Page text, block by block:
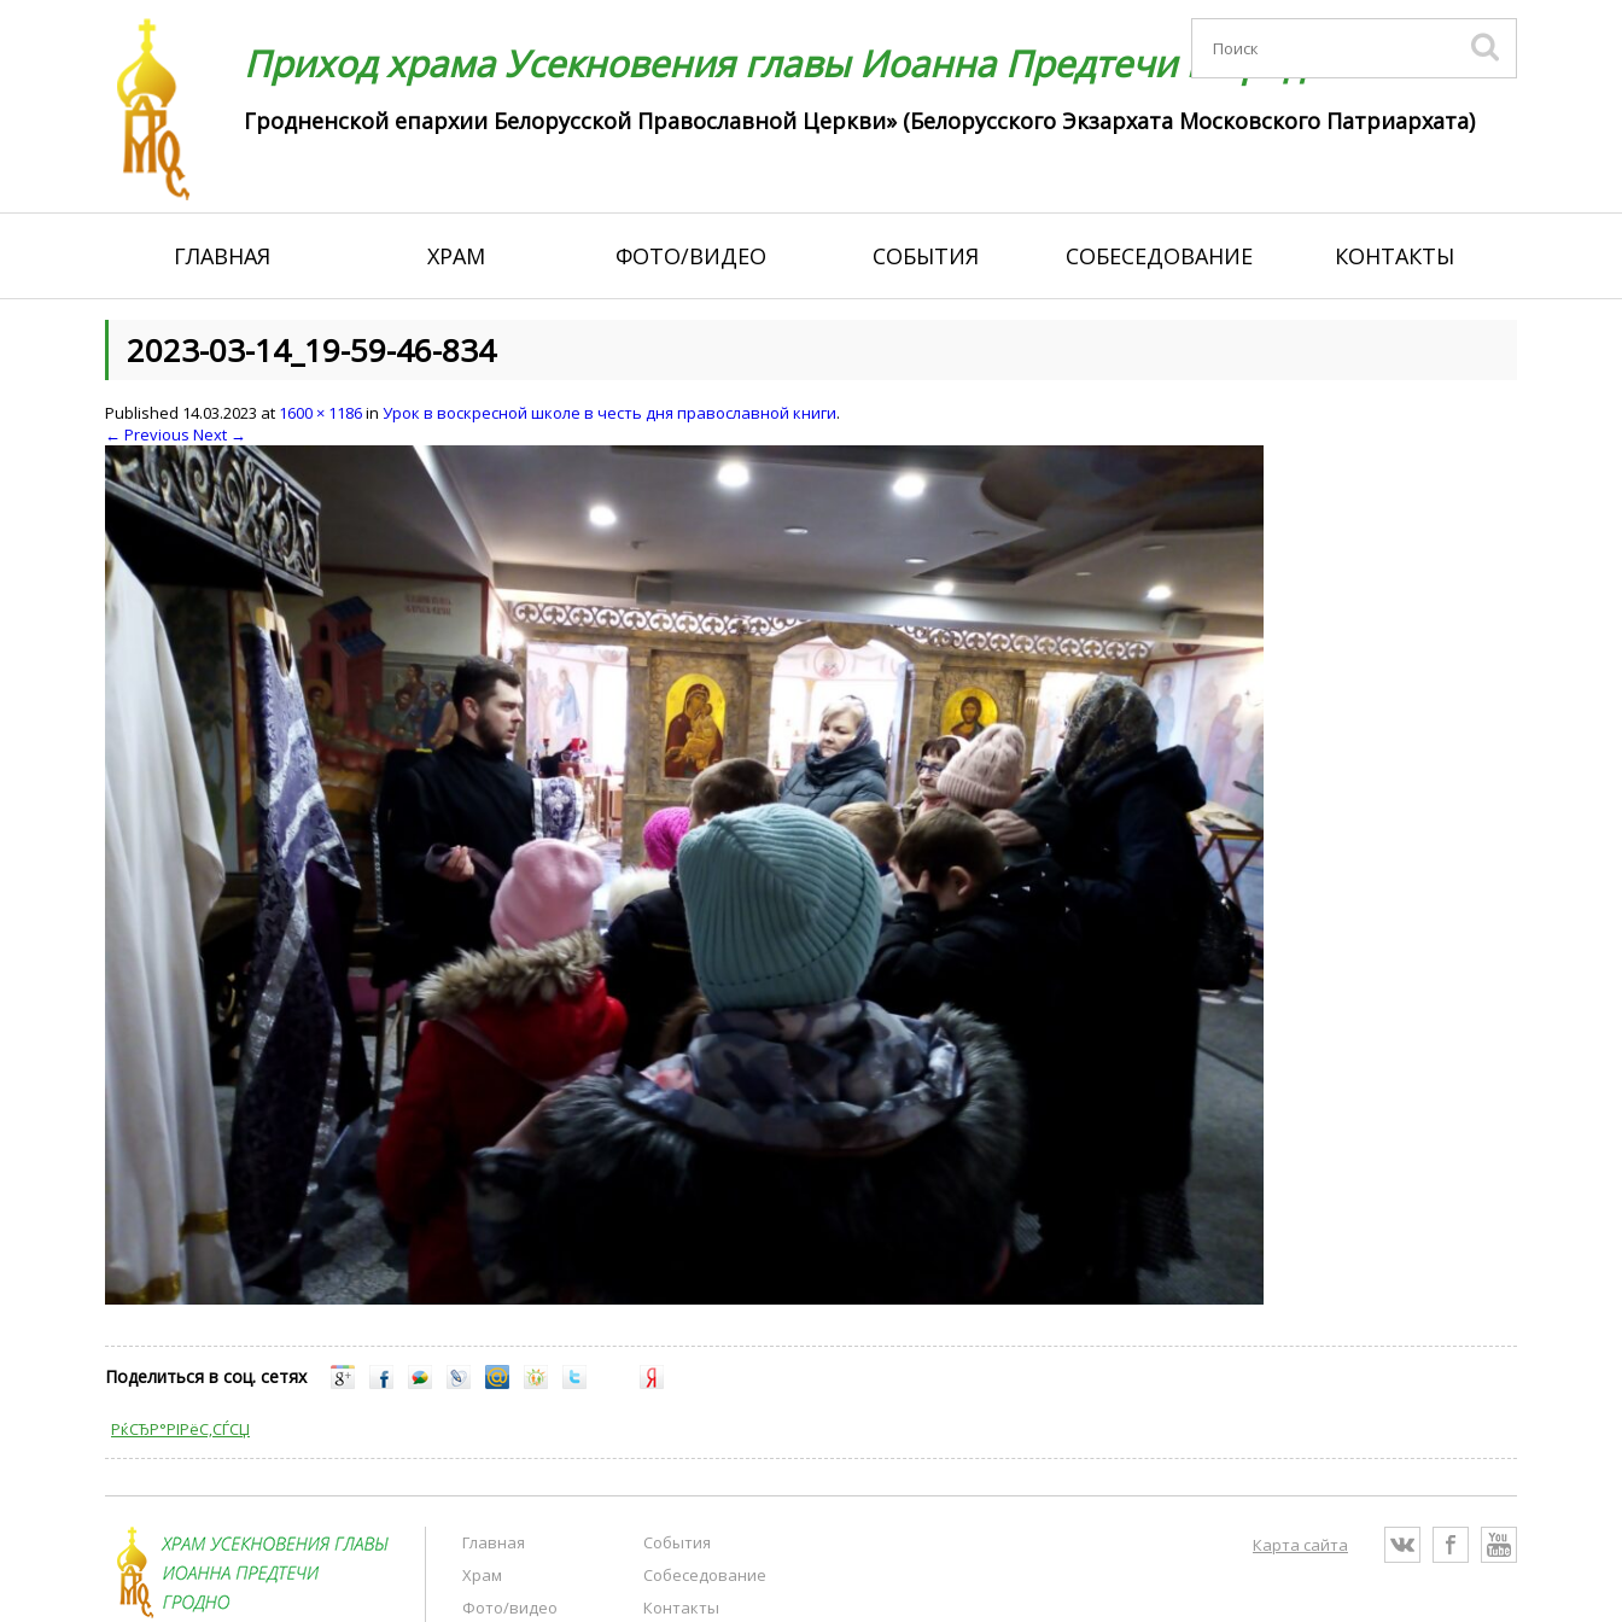
Приход храма Усекновения главы Иоанна Предтечи г. Гродно
Гродненской епархии Белорусской Православной Церкви» (Белорусского Экзархата Московского Патриархата)
ГЛАВНАЯ ХРАМ ФОТО/ВИДЕО СОБЫТИЯ СОБЕСЕДОВАНИЕ КОНТАКТЫ
2023-03-14_19-59-46-834
Published 14.03.2023 at 1600 × 1186in Урок в воскресной школе в честь дня православной книги.
← Previous Next →
Поделиться в соц. сетях
РќСЂР°РІРёС‚СЃСЏ
Главная
События
Храм
Собеседование
Фото/видео
Контакты
Карта сайта